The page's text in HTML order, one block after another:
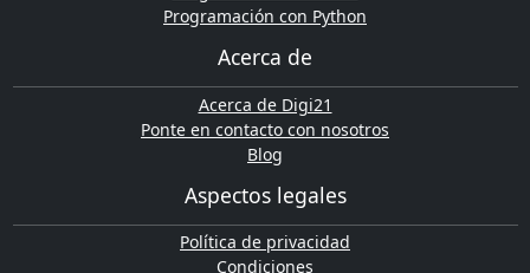
Programación con Python
Acerca de
Acerca de Digi21
Ponte en contacto con nosotros
Blog
Aspectos legales
Política de privacidad
Condiciones